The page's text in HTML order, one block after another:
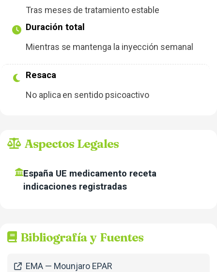
Tras meses de tratamiento estable
Duración total
Mientras se mantenga la inyección semanal
Resaca
No aplica en sentido psicoactivo
Aspectos Legales
España UE medicamento receta
indicaciones registradas
Bibliografía y Fuentes
EMA — Mounjaro EPAR